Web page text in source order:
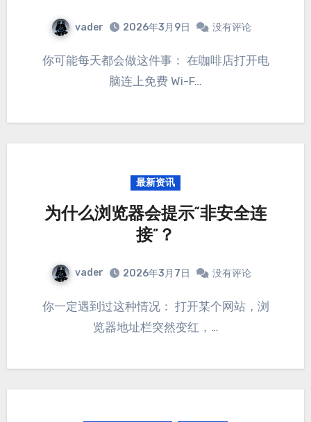
vader 2026年3月9日 没有评论
你可能每天都会做这件事： 在咖啡店打开电
脑连上免费 Wi-F…
最新资讯
为什么浏览器会提示“非安全连
接”？
vader 2026年3月7日 没有评论
你一定遇到过这种情况： 打开某个网站，浏
览器地址栏突然变红，…